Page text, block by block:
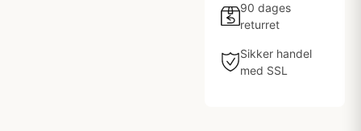
90 dages
returret
Sikker handel
med SSL